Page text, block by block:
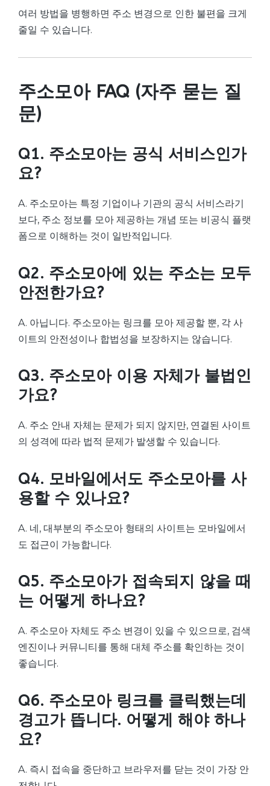
여러 방법을 병행하면 주소 변경으로 인한 불편을 크게
줄일 수 있습니다.
주소모아 FAQ (자주 묻는 질
문)
Q1. 주소모아는 공식 서비스인가
요?
A. 주소모아는 특정 기업이나 기관의 공식 서비스라기
보다, 주소 정보를 모아 제공하는 개념 또는 비공식 플랫
폼으로 이해하는 것이 일반적입니다.
Q2. 주소모아에 있는 주소는 모두
안전한가요?
A. 아닙니다. 주소모아는 링크를 모아 제공할 뿐, 각 사
이트의 안전성이나 합법성을 보장하지는 않습니다.
Q3. 주소모아 이용 자체가 불법인
가요?
A. 주소 안내 자체는 문제가 되지 않지만, 연결된 사이트
의 성격에 따라 법적 문제가 발생할 수 있습니다.
Q4. 모바일에서도 주소모아를 사
용할 수 있나요?
A. 네, 대부분의 주소모아 형태의 사이트는 모바일에서
도 접근이 가능합니다.
Q5. 주소모아가 접속되지 않을 때
는 어떻게 하나요?
A. 주소모아 자체도 주소 변경이 있을 수 있으므로, 검색
엔진이나 커뮤니티를 통해 대체 주소를 확인하는 것이
좋습니다.
Q6. 주소모아 링크를 클릭했는데
경고가 뜹니다. 어떻게 해야 하나
요?
A. 즉시 접속을 중단하고 브라우저를 닫는 것이 가장 안